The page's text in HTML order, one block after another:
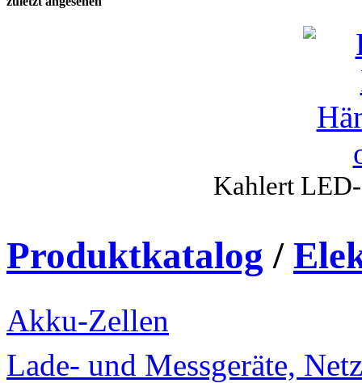
Kahlert
Produktkatalog /
Akku-Zellen
Lade- und Messgeräte,